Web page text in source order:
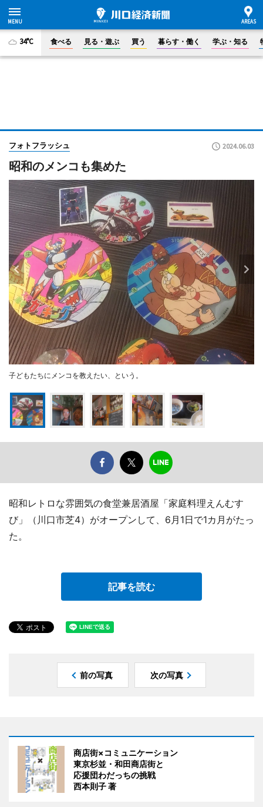
34°C 食べる 見る・遊ぶ 買う 暮らす・働く 学ぶ・知る
フォトフラッシュ 2024.06.03
昭和のメンコも集めた
子どもたちにメンコを教えたい、という。
昭和レトロな雰囲気の食堂兼居酒屋「家庭料理えんむす
び」（川口市芝4）がオープンして、6月1日で1カ月がたっ
た。
記事を読む
前の写真 次の写真
商店街×コミュニケーション
東京杉並・和田商店街と
応援団わだっちの挑戦
西本則子 著